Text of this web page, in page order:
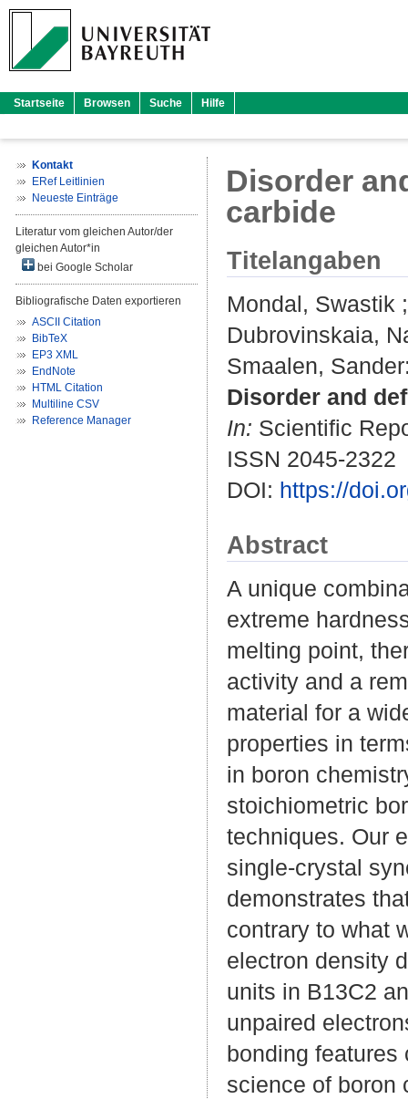
Startseite Browsen Suche Hilfe
Kontakt
ERef Leitlinien
Neueste Einträge
Literatur vom gleichen Autor/der
gleichen Autor*in
bei Google Scholar
Bibliografische Daten exportieren
ASCII Citation
BibTeX
EP3 XML
EndNote
HTML Citation
Multiline CSV
Reference Manager
Disorder
carbide
Titelangaben
Mondal, Swastik
Dubrovinskaia,
Smaalen, Sander
Disorder and
In: Scientific
ISSN 2045-2322
DOI: https://
Abstract
A unique
extreme
melting point,
activity and a
material for a
properties in
in boron
stoichiometric
techniques. Our
single-crystal
demonstrates
contrary to what
electron density
units in B13C2
unpaired
bonding features
science of boron